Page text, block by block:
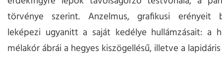
törvénye szerint. Anzelmus, grafikusi erényeit
leképezi ugyanitt a saját kedélye hullámzásait: a
mélakór ábrái a hegyes kiszögellésű, illetve a